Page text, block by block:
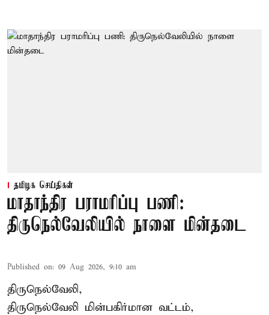
தமிழக செய்திகள்
மாதாந்திர பராமரிப்பு பணி:
திருநெல்வேலியில் நாளை மின்தடை
Published on: 09 Aug 2026, 9:10 am
திருநெல்வேலி,
திருநெல்வேலி மின்பகிர்மான வட்டம்,